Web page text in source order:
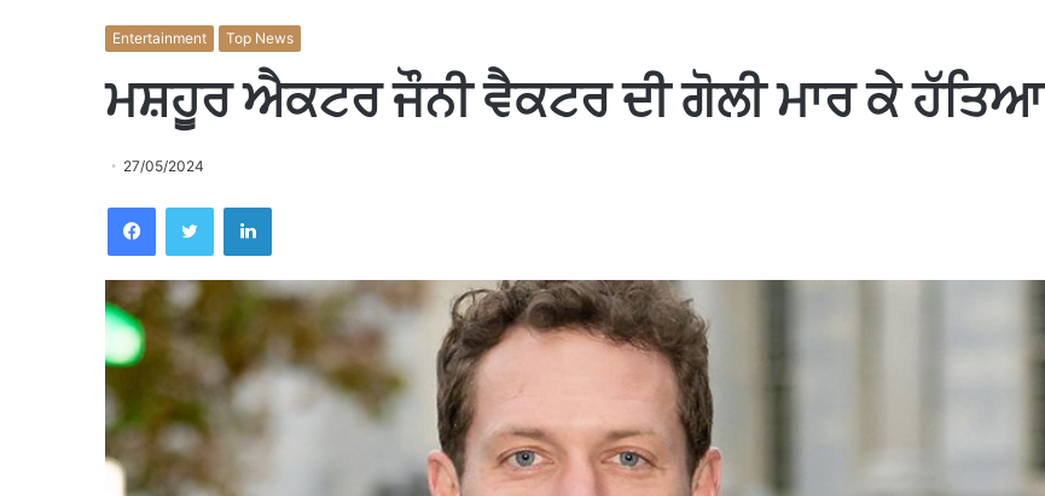
Entertainment Top News
ਮਸ਼ਹੂਰ ਐਕਟਰ ਜੌਨੀ ਵੈਕਟਰ ਦੀ ਗੋਲੀ ਮਾਰ ਕੇ ਹੱਤਿਆ
27/05/2024